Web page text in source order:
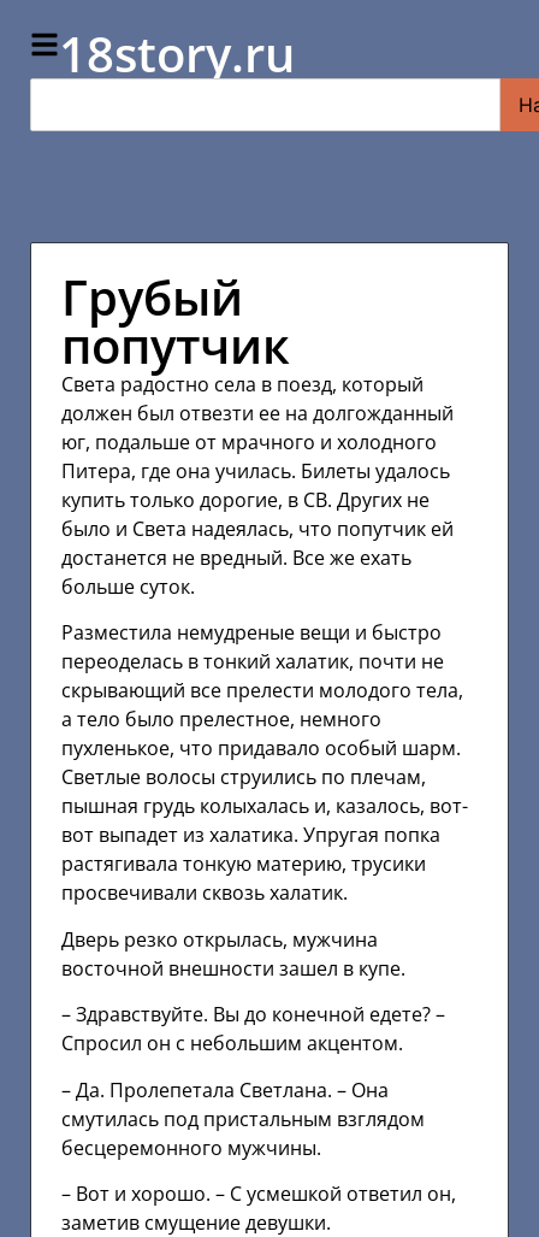
18story.ru
Грубый
попутчик
Света радостно села в поезд, который
должен был отвезти ее на долгожданный
юг, подальше от мрачного и холодного
Питера, где она училась. Билеты удалось
купить только дорогие, в СВ. Других не
было и Света надеялась, что попутчик ей
достанется не вредный. Все же ехать
больше суток.
Разместила немудреные вещи и быстро
переоделась в тонкий халатик, почти не
скрывающий все прелести молодого тела,
а тело было прелестное, немного
пухленькое, что придавало особый шарм.
Светлые волосы струились по плечам,
пышная грудь колыхалась и, казалось, вот-
вот выпадет из халатика. Упругая попка
растягивала тонкую материю, трусики
просвечивали сквозь халатик.
Дверь резко открылась, мужчина
восточной внешности зашел в купе.
– Здравствуйте. Вы до конечной едете? –
Спросил он с небольшим акцентом.
– Да. Пролепетала Светлана. – Она
смутилась под пристальным взглядом
бесцеремонного мужчины.
– Вот и хорошо. – С усмешкой ответил он,
заметив смущение девушки.